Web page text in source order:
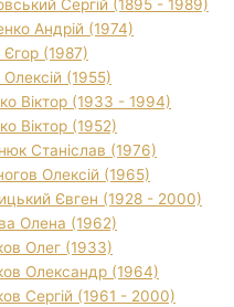
Сергій (1895 - 1989)
Андрій (1974)
Єгор (1987)
(1955)
Віктор (1933 - 1994)
Віктор (1952)
Станіслав (1976)
Олексій (1965)
Євген (1928 - 2000)
Олена (1962)
Олег (1933)
Олександр (1964)
Сергій (1961 - 2000)